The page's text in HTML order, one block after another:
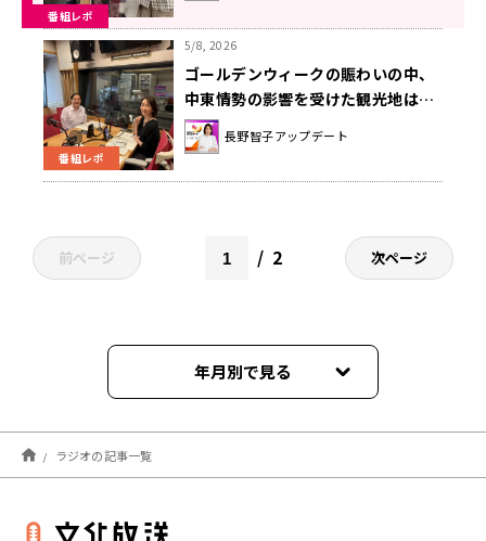
番組レポ
番組レポ
5/8, 2026
ゴールデンウィークの賑わいの中、
中東情勢の影響を受けた観光地は…
長野智子アップデート
前ページ 2 次ページ
年月別で見る
2026年08月
2026年07月
2026年06月
ラジオの記事一覧